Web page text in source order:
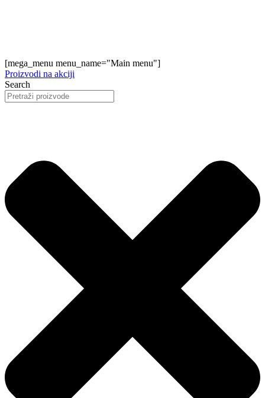
[mega_menu menu_name="Main menu"]
Proizvodi na akciji
Search